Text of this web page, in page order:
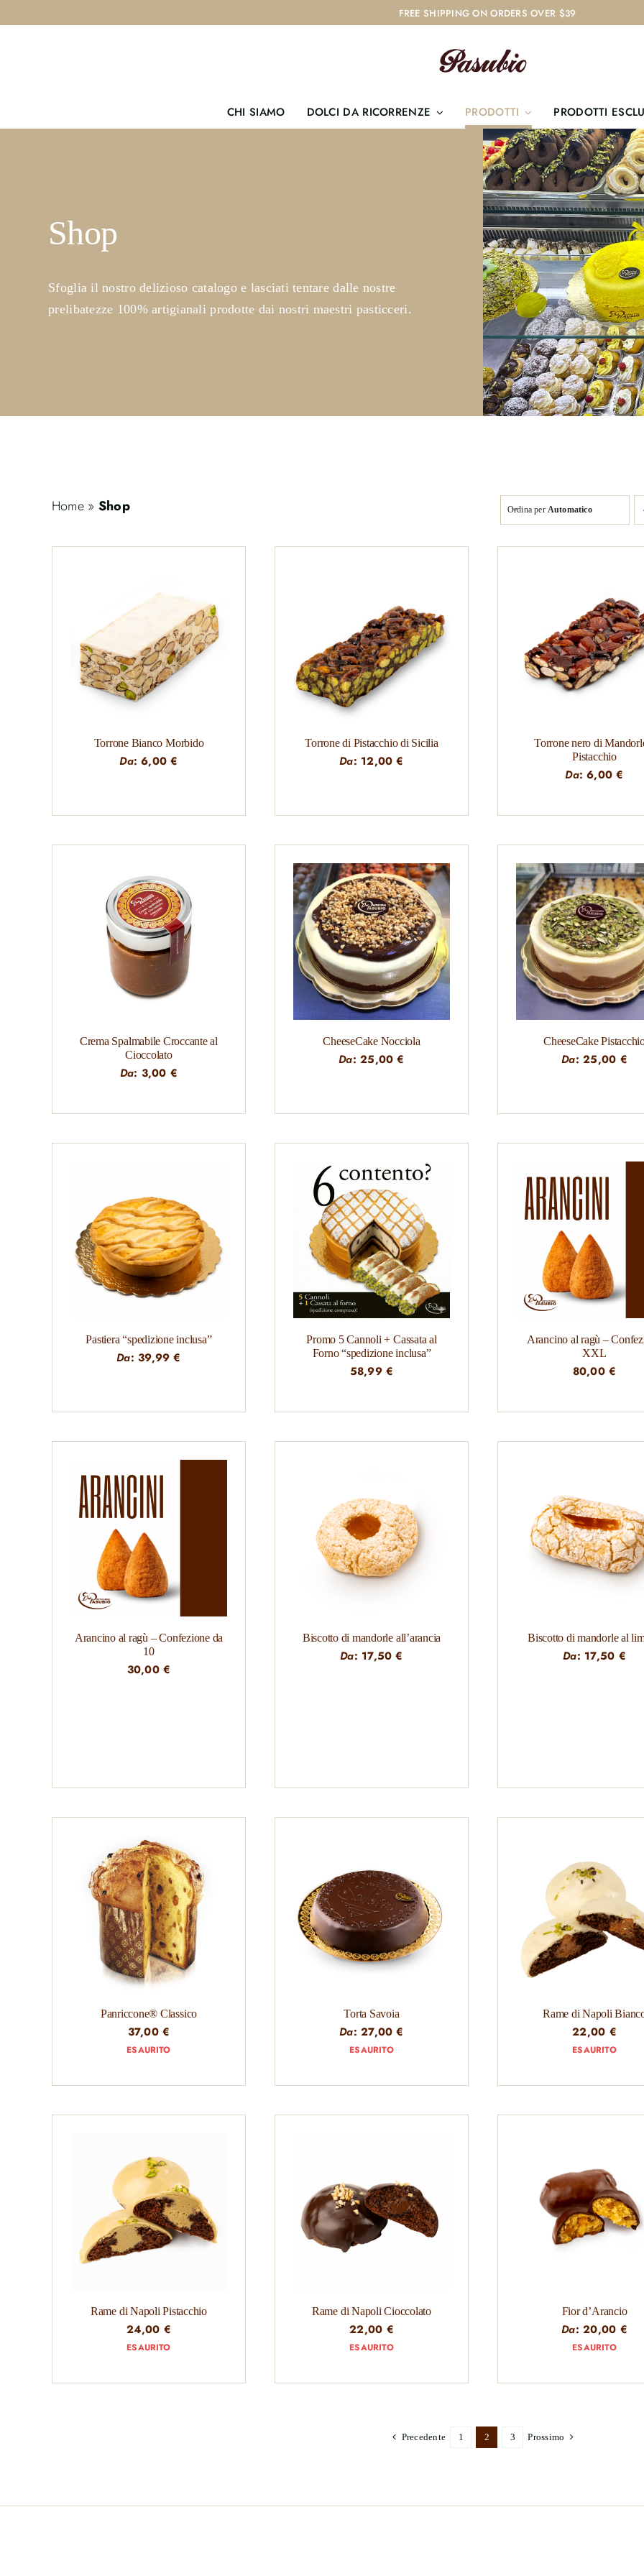
FREE SHIPPING ON ORDERS OVER $39
CHI SIAMO DOLCI DA RICORRENZE PRODOTTI PRODOTTI
Shop
Sfoglia il nostro delizioso catalogo e lasciati tentare dalle nostre
prelibatezze 100% artigianali prodotte dai nostri maestri pasticceri.
Home » Shop Ordina per Automatico
Torrone Bianco Morbido
Da:6,00€
Torrone di Pistacchio di Sicilia
Da: 12,00€
Torrone nero di
Pistacchio
Da:6,00€
Crema Spalmabile Croccante al
Cioccolato
Da: 3,00 €
CheeseCake Nocciola
Da:25,00€
CheeseCake
Da:25,00 €
Pastiera “spedizione inclusa”
Da:39,99€
Promo 5 Cannoli + Cassata al
Forno “spedizione inclusa”
58,99€
Arancino al ragù –
XXL
80,00€
Arancino al ragù – Confezione da
10
30,00€
Biscotto di mandorle all’arancia
Da: 17,50€
Biscotto di mandorle al
Da: 17,50 €
Panriccone® Classico
37,00€
ESAURITO
Torta Savoia
Da:27,00€
ESAURITO
Rame di Napoli
22,00 €
ESAURITO
Rame di Napoli Pistacchio
24,00 €
ESAURITO
Rame di Napoli Cioccolato
22,00 €
ESAURITO
Fior d’Arancio
Da:20,00 €
ESAURITO
Precedente 1 2 3 Prossimo